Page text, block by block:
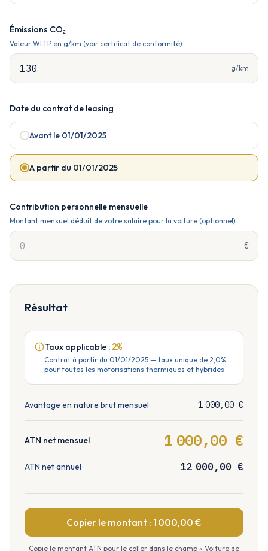
Émissions CO₂
Valeur WLTP en g/km (voir certificat de conformité)
g/km
Date du contrat de leasing
Avant le 01/01/2025
A partir du 01/01/2025
Contribution personnelle mensuelle
Montant mensuel déduit de votre salaire pour la voiture (optionnel)
€
Résultat
Taux applicable : 2%
Contrat à partir du 01/01/2025 — taux unique de 2,0%
pour toutes les motorisations thermiques et hybrides
Avantage en nature brut mensuel 1 000,00 €
ATN net mensuel 1 000,00 €
ATN net annuel 12 000,00 €
Copier le montant : 1 000,00 €
Copie le montant ATN pour le coller dans le champ « Voiture de